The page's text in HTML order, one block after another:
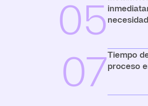
05
07Tiempo
proceso